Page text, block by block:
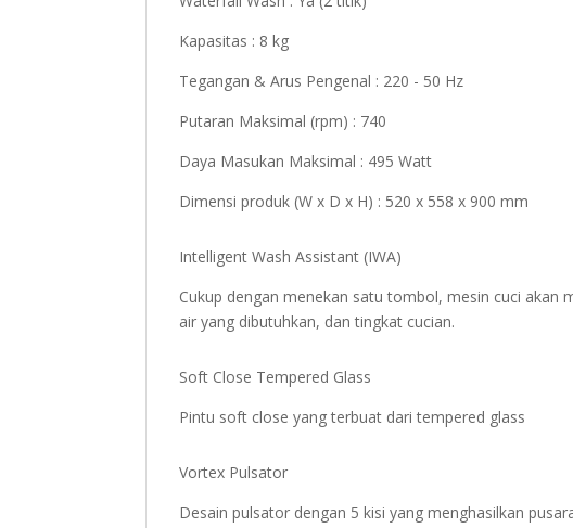
Kapasitas : 8 kg
Tegangan & Arus Pengenal : 220 - 50 Hz
Putaran Maksimal (rpm) : 740
Daya Masukan Maksimal : 495 Watt
Dimensi produk (W x D x H) : 520 x 558 x 900 mm
Intelligent Wash Assistant (IWA)
Cukup dengan menekan satu tombol, mesin cuci akan
air yang dibutuhkan, dan tingkat cucian.
Soft Close Tempered Glass
Pintu soft close yang terbuat dari tempered glass
Vortex Pulsator
Desain pulsator dengan 5 kisi yang menghasilkan